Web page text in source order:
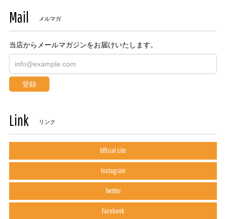
Mail メルマガ
当店からメールマガジンをお届けいたします。
登録
Link リンク
Official site
Instagram
Twitter
Facebook